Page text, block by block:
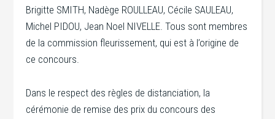
Brigitte SMITH, Nadège ROULLEAU, Cécile SAULEAU,
Michel PIDOU, Jean Noel NIVELLE. Tous sont membres
de la commission fleurissement, qui est à l’origine de
ce concours.
Dans le respect des règles de distanciation, la
cérémonie de remise des prix du concours des